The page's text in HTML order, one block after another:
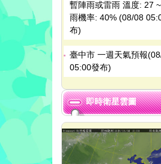
暫陣雨或雷雨 溫度: 27
雨機率: 40% (08/08
布)
臺中市 一週天氣預報
05:00發布)
即時衛星雲圖